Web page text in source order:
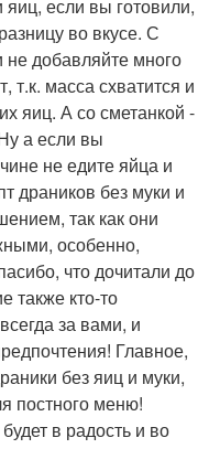
если вы готовили,
во вкусе. С
не добавляйте много
т.к. масса схватится и
яиц. А со сметанкой -
а если вы
не едите яйца и
драников без муки и
так как они
особенно,
что дочитали до
также кто-то
за вами, и
Главное,
без яиц и муки,
постного меню!
в радость и во